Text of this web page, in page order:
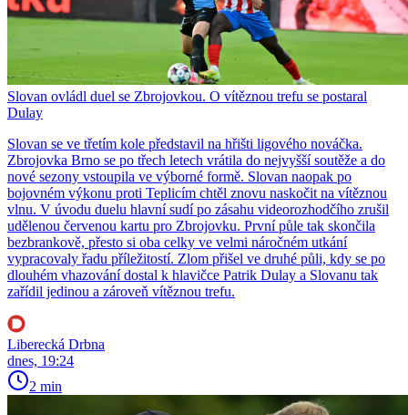
Slovan ovládl duel se Zbrojovkou. O vítěznou trefu se postaral
Dulay
Slovan se ve třetím kole představil na hřišti ligového nováčka.
Zbrojovka Brno se po třech letech vrátila do nejvyšší soutěže a do
nové sezony vstoupila ve výborné formě. Slovan naopak po
bojovném výkonu proti Teplicím chtěl znovu naskočit na vítěznou
vlnu. V úvodu duelu hlavní sudí po zásahu videorozhodčího zrušil
udělenou červenou kartu pro Zbrojovku. První půle tak skončila
bezbrankově, přesto si oba celky ve velmi náročném utkání
vypracovaly řadu příležitostí. Zlom přišel ve druhé půli, kdy se po
dlouhém vhazování dostal k hlavičce Patrik Dulay a Slovanu tak
zařídil jedinou a zároveň vítěznou trefu.
Liberecká Drbna
dnes, 19:24
2 min